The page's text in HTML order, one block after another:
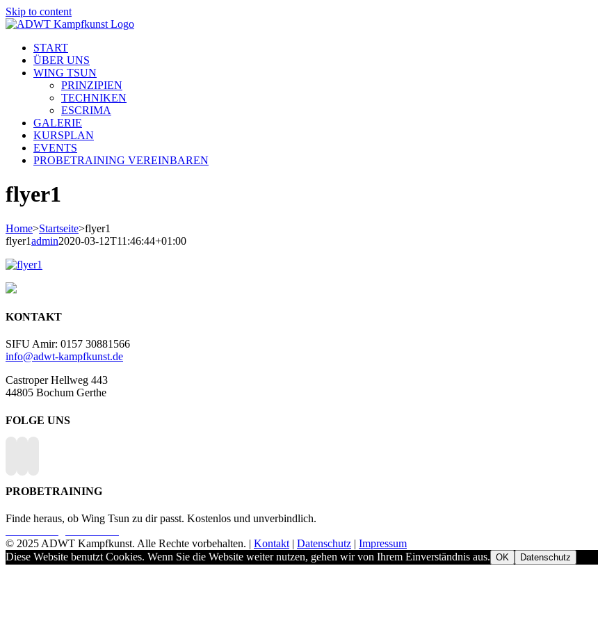
Skip to content
START
ÜBER UNS
WING TSUN
PRINZIPIEN
TECHNIKEN
ESCRIMA
GALERIE
KURSPLAN
EVENTS
PROBETRAINING VEREINBAREN
flyer1
Home>Startseite>flyer1
flyer1admin2020-03-12T11:46:44+01:00
KONTAKT
SIFU Amir: 0157 30881566
info@adwt-kampfkunst.de
Castroper Hellweg 443
44805 Bochum Gerthe
FOLGE UNS
PROBETRAINING
Finde heraus, ob Wing Tsun zu dir passt. Kostenlos und unverbindlich.
© 2025 ADWT Kampfkunst. Alle Rechte vorbehalten. | Kontakt| Datenschutz
Impressum
Diese Website benutzt Cookies. Wenn Sie die Website weiter nutzen, gehen wir von Ihrem Einverständnis aus. OK Datenschutz